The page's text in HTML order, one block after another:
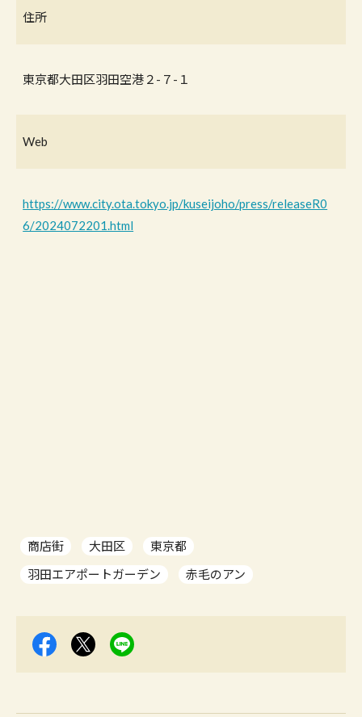
住所
東京都大田区羽田空港２-７-１
Web
https://www.city.ota.tokyo.jp/kuseijoho/press/releaseR0
6/2024072201.html
商店街 大田区
東京都
羽田エアポートガーデン
赤毛のアン